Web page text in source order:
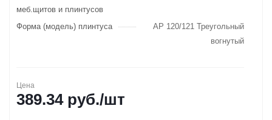
меб.щитов и плинтусов
Форма (модель) плинтуса
AP 120/121 Треугольный
вогнутый
Цена
389.34руб./шт